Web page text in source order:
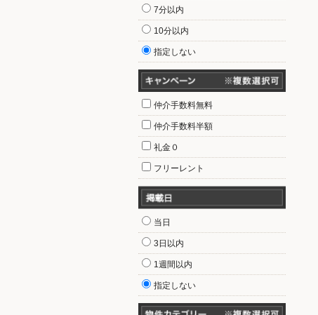
7分以内
10分以内
指定しない
仲介手数料無料
仲介手数料半額
礼金０
フリーレント
当日
3日以内
1週間以内
指定しない